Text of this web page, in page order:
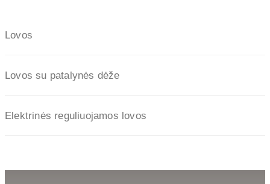
Lovos
Lovos su patalynės dėže
Elektrinės reguliuojamos lovos